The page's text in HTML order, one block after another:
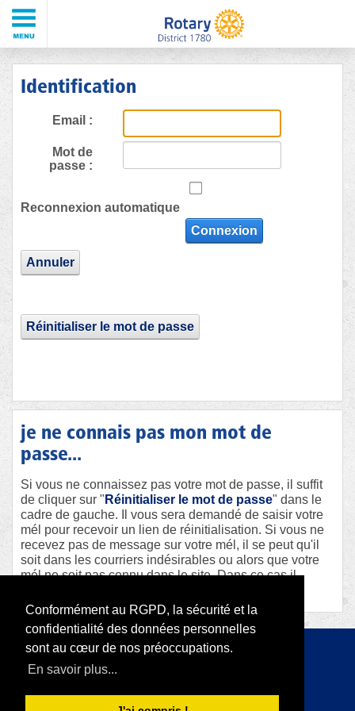
Conformément au RGPD, la sécurité et la
confidentialité des données personnelles
sont au cœur de nos préoccupations.
En savoir plus...
Identification
Email :
Mot de
passe :
Reconnexion automatique
Connexion
Annuler
Réinitialiser le mot de passe
je ne connais pas mon mot de
passe...
Si vous ne connaissez pas votre mot de passe, il suffit
de cliquer sur " Réinitialiser le mot de passe" dans le
cadre de gauche. Il vous sera demandé de saisir votre
mél pour recevoir un lien de réinitialisation. Si vous ne
recevez pas de message sur votre mél, il se peut qu'il
soit dans les courriers indésirables ou alors que votre
mél ne soit pas connu dans le site. Dans ce cas il
Copyright 2026 par RODI Platform
|